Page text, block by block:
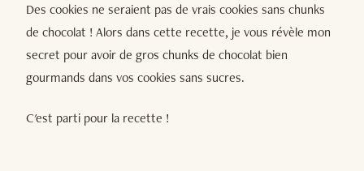
Des cookies ne seraient pas de vrais cookies sans chunks
de chocolat ! Alors dans cette recette, je vous révèle mon
secret pour avoir de gros chunks de chocolat bien
gourmands dans vos cookies sans sucres.
C'est parti pour la recette !